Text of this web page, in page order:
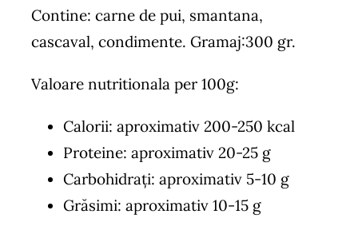
Contine: carne de pui, smantana,
cascaval, condimente. Gramaj:300 gr.
Valoare nutritionala per 100g:
Calorii: aproximativ 200-250 kcal
Proteine: aproximativ 20-25 g
Carbohidrați: aproximativ 5-10 g
Grăsimi: aproximativ 10-15 g